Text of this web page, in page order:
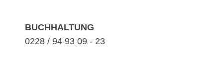
BUCHHALTUNG
0228 / 94 93 09 - 23